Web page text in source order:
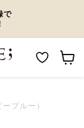
で
W
ブルー）